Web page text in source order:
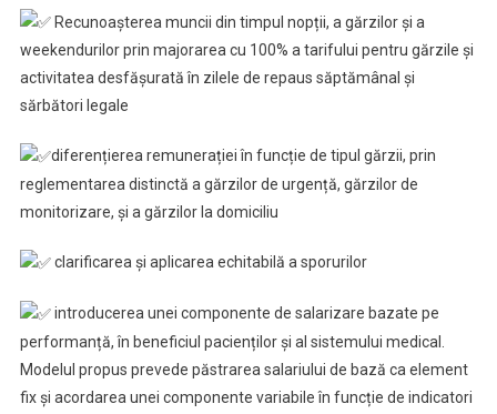
Recunoașterea muncii din timpul nopții, a gărzilor și a
weekendurilor prin majorarea cu 100% a tarifului pentru gărzile și
activitatea desfășurată în zilele de repaus săptămânal și
sărbători legale
diferențierea remunerației în funcție de tipul gărzii, prin
reglementarea distinctă a gărzilor de urgență, gărzilor de
monitorizare, și a gărzilor la domiciliu
clarificarea și aplicarea echitabilă a sporurilor
introducerea unei componente de salarizare bazate pe
performanță, în beneficiul pacienților și al sistemului medical.
Modelul propus prevede păstrarea salariului de bază ca element
fix și acordarea unei componente variabile în funcție de indicatori